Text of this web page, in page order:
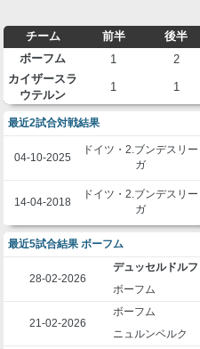
チーム 前半 後半
ボーフム
1 2
カイザースラ
ウテルン
1 1
最近2試合対戦結果
04-10-2025
ドイツ・2.ブンデスリー
ガ
14-04-2018
ドイツ・2.ブンデスリー
ガ
最近5試合結果 ボーフム
28-02-2026
デュッセルドルフ
ボーフム
21-02-2026
ボーフム
ニュルンベルク